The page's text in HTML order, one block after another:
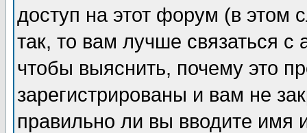
доступ на этот форум (в этом
так, то вам лучше связаться
чтобы выяснить, почему это
зарегистрированы и вам не
правильно ли вы вводите